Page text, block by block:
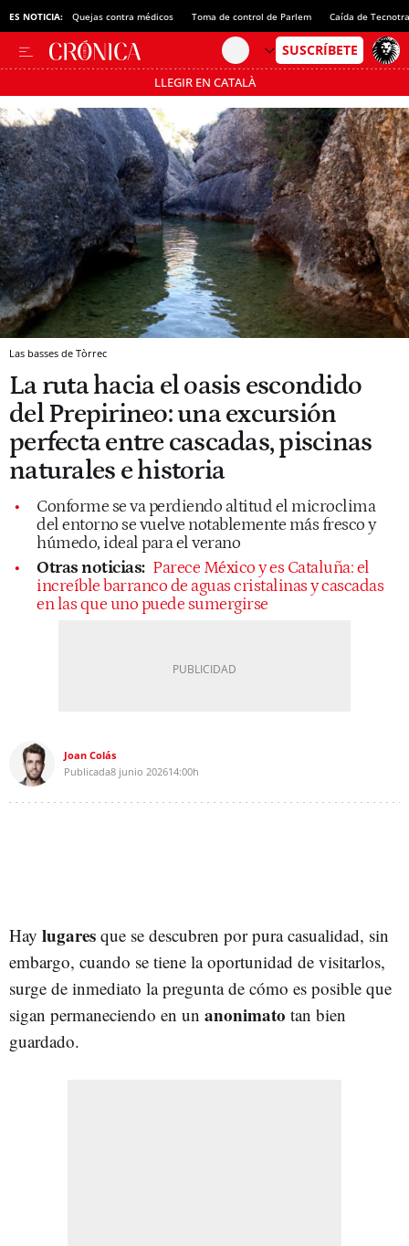
ES NOTICIA: Quejas contra médicos Toma de control de Parlem Caída de
LLEGIR EN CATALÀ
Pásate al MODO AHORRO
Las basses de Tòrrec
La ruta hacia el oasis escondido
del Prepirineo: una excursión
perfecta entre cascadas, piscinas
naturales e historia
Conforme se va perdiendo altitud el microclima
del entorno se vuelve notablemente más fresco y
húmedo, ideal para el verano
Otras noticias: Parece México y es Cataluña: el
increíble barranco de aguas cristalinas y cascadas
en las que uno puede sumergirse
Joan Colás
Publicada8 junio 202614:00h
Hay lugares que se descubren por pura casualidad, sin
embargo, cuando se tiene la oportunidad de visitarlos,
surge de inmediato la pregunta de cómo es posible que
sigan permaneciendo en un anonimato tan bien
guardado.